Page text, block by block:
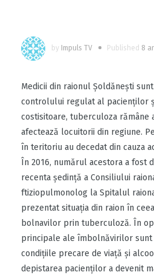
by Impuls TV Published 8
Medicii din raionul Şoldăneşti
controlului regulat al pacienţilor
costisitoare, tuberculoza rămâne
afectează locuitorii din regiune.
în teritoriu au decedat din cauza
În 2016, numărul acestora a fost
recenta şedinţă a Consiliului
ftiziopulmonolog la Spitalul
prezentat situaţia din raion în
bolnavilor prin tuberculoză. În
principale ale îmbolnăvirilor sunt
condiţiile precare de viaţă şi
depistarea pacienţilor a devenit